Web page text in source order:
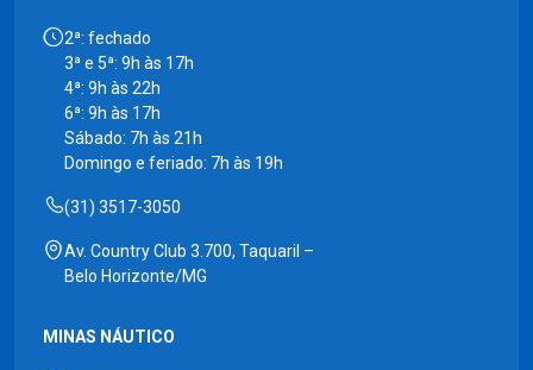
2ª: fechado
3ª e 5ª: 9h às 17h
4ª: 9h às 22h
6ª: 9h às 17h
Sábado: 7h às 21h
Domingo e feriado: 7h às 19h
(31) 3517-3050
Av. Country Club 3.700, Taquaril –
Belo Horizonte/MG
MINAS NÁUTICO